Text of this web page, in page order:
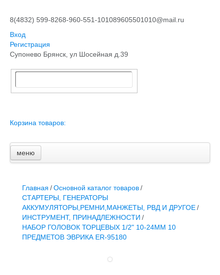
8(4832) 599-8268-960-551-101089605501010@mail.ru
Вход
Регистрация
Супонево Брянск, ул Шосейная д.39
Корзина товаров:
меню
Главная
ЗАПЧАСТИ К АВТОТРАКТОРНОЙ ТЕХНИКЕ
СТАРТЕРЫ, ГЕНЕРАТОРЫ
АККУМУЛЯТОРЫ,РЕМНИ,МАНЖЕТЫ, РВД И ДРУГОЕ
ЗАПЧАСТИ К СЕЛЬХОЗОБОРУДОВАНИЮ
Доставка и оплата
Контакты
Главная /Основной каталог товаров/
СТАРТЕРЫ, ГЕНЕРАТОРЫ
АККУМУЛЯТОРЫ,РЕМНИ,МАНЖЕТЫ, РВД И ДРУГОЕ/
ИНСТРУМЕНТ, ПРИНАДЛЕЖНОСТИ /
НАБОР ГОЛОВОК ТОРЦЕВЫХ 1/2" 10-24ММ 10
ПРЕДМЕТОВ ЭВРИКА ER-95180